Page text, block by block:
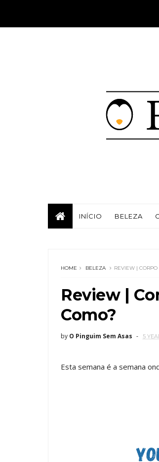
INÍCIO BELEZA
HOME BELEZA REVIEW |
Review |
Como?
by O Pinguim Sem Asas 5
Esta semana é a semana